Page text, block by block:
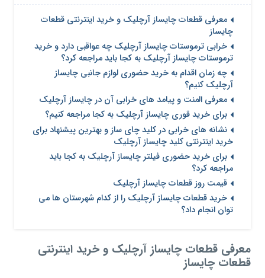
معرفی قطعات چایساز آرچلیک و خرید اینترنتی قطعات
چایساز
خرابی ترموستات چایساز آرچلیک چه عواقبی دارد و خرید
ترموستات چایساز آرچلیک به کجا باید مراجعه کرد؟
چه زمان اقدام به خرید حضوری لوازم جانبی چایساز
آرچلیک کنیم؟
معرفی المنت و پیامد های خرابی آن در چایساز آرچلیک
برای خرید قوری چایساز آرچلیک به کجا مراجعه کنیم؟
نشانه های خرابی در کلید چای ساز و بهترین پیشنهاد برای
خرید اینترنتی کلید چایساز آرچلیک
برای خرید حضوری فیلتر چایساز آرچلیک به کجا باید
مراجعه کرد؟
قیمت روز قطعات چایساز آرچلیک
خرید قطعات چایساز آرچلیک را از کدام شهرستان ها می
توان انجام داد؟
معرفی قطعات چایساز آرچلیک و خرید اینترنتی
قطعات چایساز